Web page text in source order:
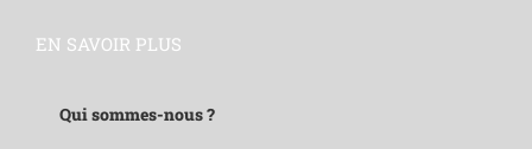
EN SAVOIR PLUS
Qui sommes-nous ?